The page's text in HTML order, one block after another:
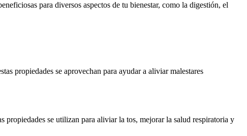
para diversos aspectos de tu bienestar, como la digestión, el
propiedades se aprovechan para ayudar a aliviar malestares
propiedades se utilizan para aliviar la tos, mejorar la salud respiratoria y